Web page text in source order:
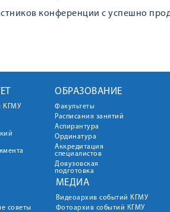
конференции с успешно
КГМУ
ОБРАЗОВАНИЕ
Факультеты
Расписания занятий
Аспирантура
Ординатура
Аккредитация
специалистов
Довузовская
подготовка
советы
МЕДИА
Видеоархив событий КГМУ
Фотоархив событий КГМУ